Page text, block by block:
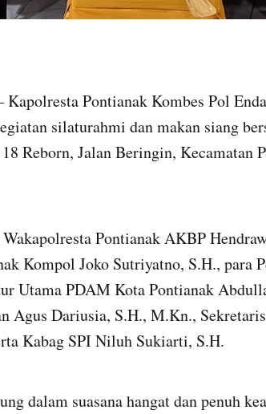
Kapolresta Pontianak Kombes Pol
silaturahmi dan makan siang
Reborn, Jalan Beringin, Kecamatan
Pontianak AKBP
Kompol Joko Sutriyatno, S.H., para
Utama PDAM Kota Pontianak
Agus Dariusia, S.H., M.Kn.,
Kabag SPI Niluh Sukiarti, S.H.
dalam suasana hangat dan penuh